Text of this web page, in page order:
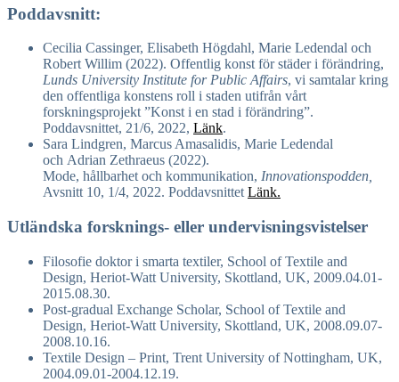
Poddavsnitt:
Cecilia Cassinger, Elisabeth Högdahl, Marie Ledendal och
Robert Willim (2022). Offentlig konst för städer i förändring,
Lunds University Institute for Public Affairs, vi samtalar kring
den offentliga konstens roll i staden utifrån vårt
forskningsprojekt ”Konst i en stad i förändring”.
Poddavsnittet, 21/6, 2022, Länk.
Sara Lindgren, Marcus Amasalidis, Marie Ledendal
och Adrian Zethraeus (2022).
Mode, hållbarhet och kommunikation, Innovationspodden,
Avsnitt 10, 1/4, 2022. Poddavsnittet Länk.
Utländska forsknings- eller undervisningsvistelser
Filosofie doktor i smarta textiler, School of Textile and
Design, Heriot-Watt University, Skottland, UK, 2009.04.01-
2015.08.30.
Post-gradual Exchange Scholar, School of Textile and
Design, Heriot-Watt University, Skottland, UK, 2008.09.07-
2008.10.16.
Textile Design – Print, Trent University of Nottingham, UK,
2004.09.01-2004.12.19.